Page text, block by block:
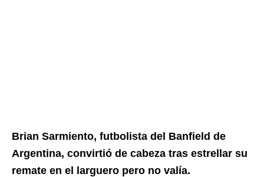
Brian Sarmiento, futbolista del Banfield de
Argentina, convirtió de cabeza tras estrellar su
remate en el larguero pero no valía.